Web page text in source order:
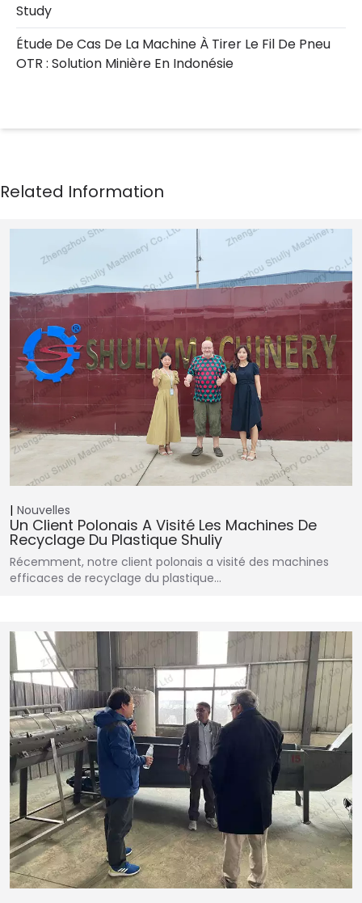
Study
Étude De Cas De La Machine À Tirer Le Fil De Pneu
OTR : Solution Minière En Indonésie
Nouvelles
Un Client Polonais A Visité Les Machines De
Recyclage Du Plastique Shuliy
Récemment, notre client polonais a visité des machines
efficaces de recyclage du plastique…